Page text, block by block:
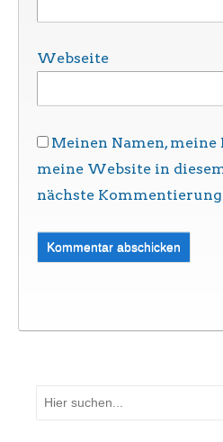
Webseite
Meinen Namen,
meine Website in
nächste
Suche